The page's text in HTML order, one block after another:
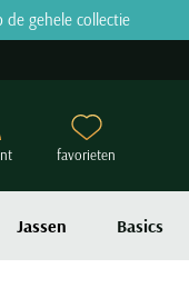
gehele collectie
Jassen Basics
favorieten